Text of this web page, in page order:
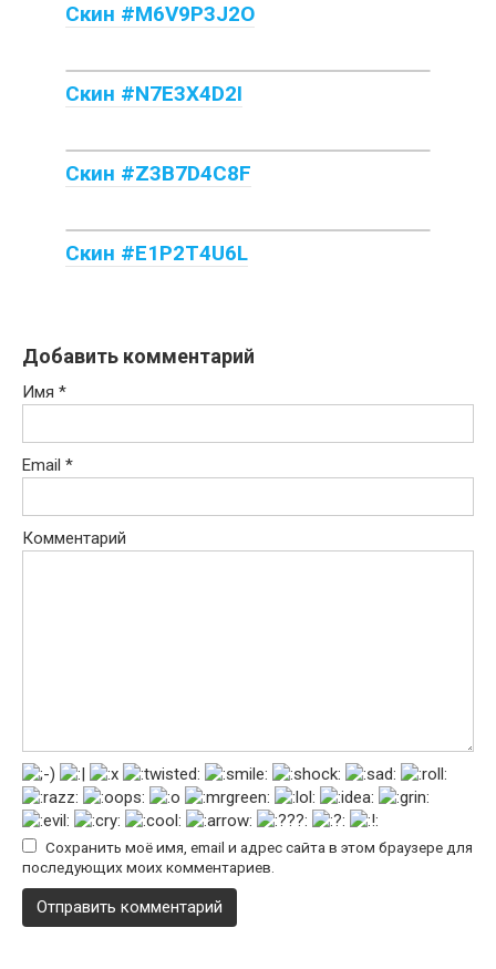
Скин #M6V9P3J2O
Скин #N7E3X4D2I
Скин #Z3B7D4C8F
Скин #E1P2T4U6L
Добавить комментарий
Имя *
Email *
Комментарий
Сохранить моё имя, email и адрес сайта в этом браузере для
последующих моих комментариев.